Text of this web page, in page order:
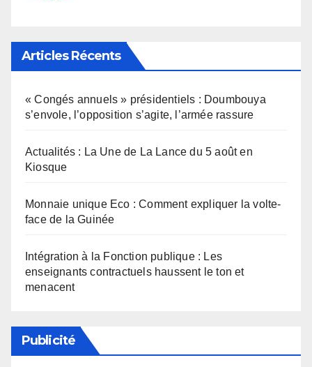
Articles Récents
« Congés annuels » présidentiels : Doumbouya
s’envole, l’opposition s’agite, l’armée rassure
Actualités : La Une de La Lance du 5 août en
Kiosque
Monnaie unique Eco : Comment expliquer la volte-
face de la Guinée
Intégration à la Fonction publique : Les
enseignants contractuels haussent le ton et
menacent
Publicité